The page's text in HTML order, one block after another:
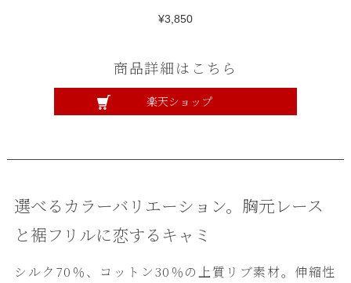
¥3,850
商品詳細はこちら
楽天ショップ
選べるカラーバリエーション。胸元レース
と裾フリルに恋するキャミ
シルク70％、コットン30％の上質リブ素材。伸縮性